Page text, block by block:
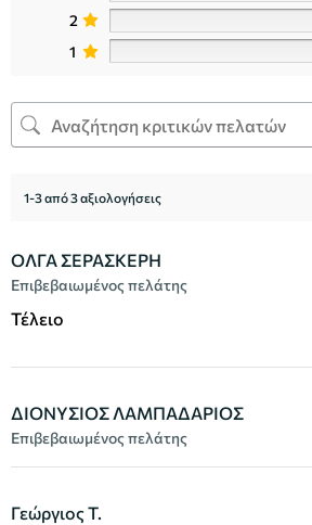
2
1
1-3 από 3 αξιολογήσεις
ΟΛΓΑ ΣΕΡΑΣΚΕΡΗ
Επιβεβαιωμένος πελάτης
Τέλειο
ΔΙΟΝΥΣΙΟΣ ΛΑΜΠΑΔΑΡΙΟΣ
Επιβεβαιωμένος πελάτης
Γεώργιος Τ.